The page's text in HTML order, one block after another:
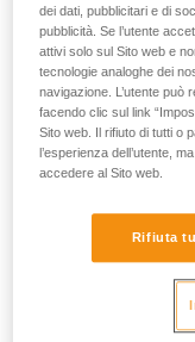
Perdita di
assi di sollecitazione.
dei dati, pubblicitari e di
pubblicità. Se l’utente
attivi solo sul Sito web e
tecnologie analoghe dei
navigazione. L’utente può
facendo clic sul link
Sito web. Il rifiuto di tutti o
l’esperienza dell’utente,
accedere al Sito web.
Rifiuta